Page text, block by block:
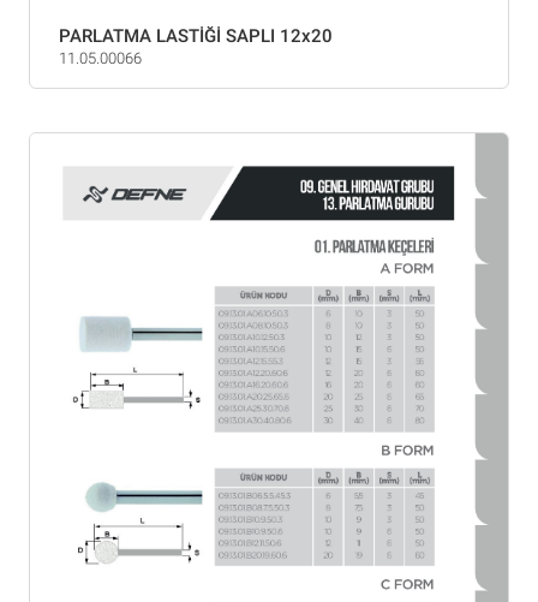
PARLATMA LASTİĞİ SAPLI 12x20
11.05.00066